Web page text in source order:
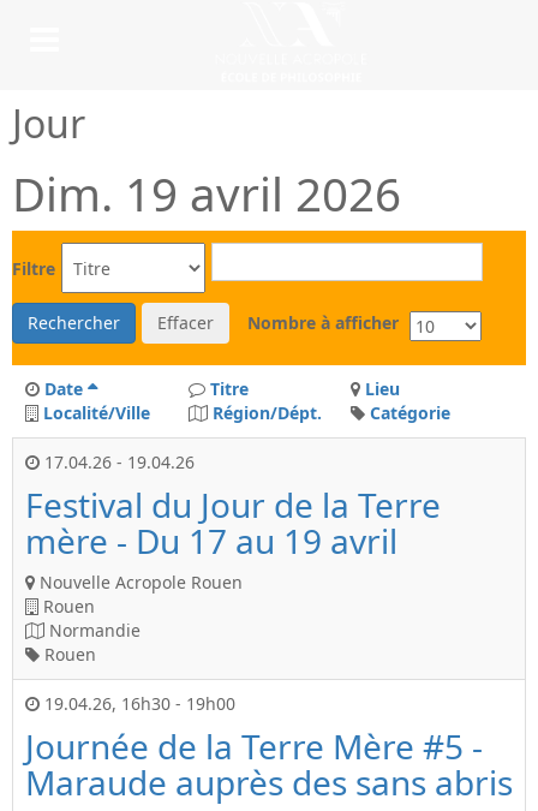
Jour
Dim. 19 avril 2026
Filtre
Rechercher Effacer Nombre à afficher
Date Titre
Lieu
Localité/Ville
Région/Dépt. Catégorie
17.04.26 - 19.04.26
Festival du Jour de la Terre
mère - Du 17 au 19 avril
Nouvelle Acropole Rouen
Rouen
Normandie
Rouen
19.04.26, 16h30 - 19h00
Journée de la Terre Mère #5 -
Maraude auprès des sans abris